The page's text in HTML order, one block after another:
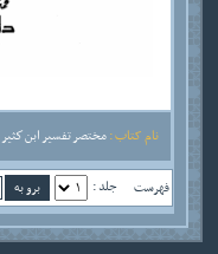
نام کتاب :مختصر تفسير ابن كثير
فهرست جلد :